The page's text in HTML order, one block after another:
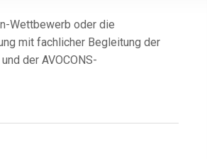
Wettbewerb oder die
mit fachlicher Begleitung der
der AVOCONS-